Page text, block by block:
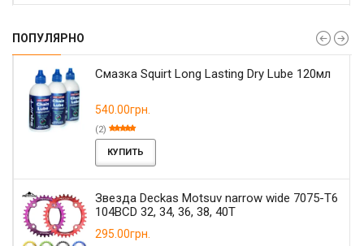
ПОПУЛЯРНО
Смазка Squirt Long Lasting Dry Lube 120мл
540.00грн.
(2)
КУПИТЬ
Звезда Deckas Motsuv narrow wide 7075-T6
104BCD 32, 34, 36, 38, 40T
295.00грн.